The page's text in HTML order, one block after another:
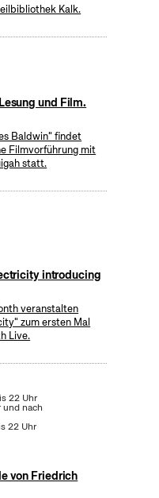
Kalk.
und Film.
Baldwin" findet
Filmvorführung mit
statt.
introducing
veranstalten
zum ersten Mal
Live.
22 Uhr
und nach
22 Uhr
von Friedrich